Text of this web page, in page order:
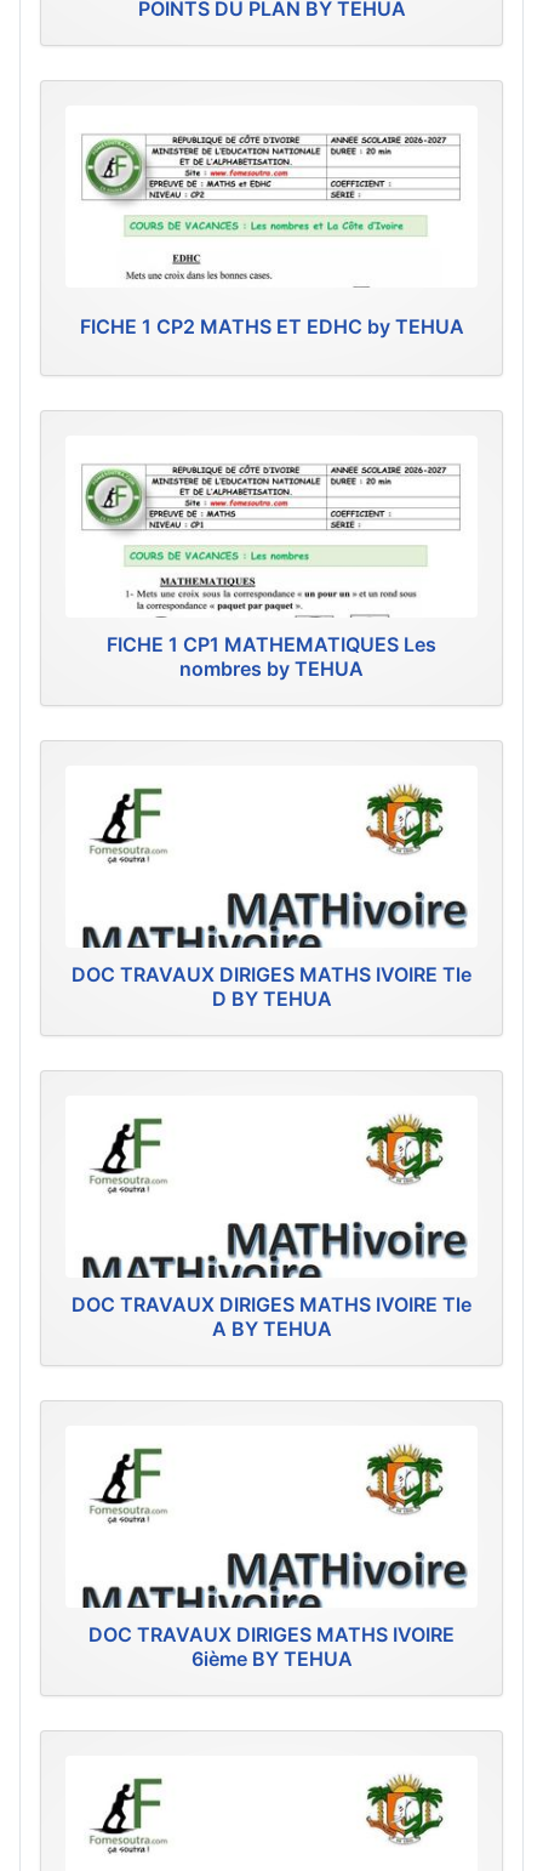
POINTS DU PLAN BY TEHUA
FICHE 1 CP2 MATHS ET EDHC by TEHUA
FICHE 1 CP1 MATHEMATIQUES Les
nombres by TEHUA
DOC TRAVAUX DIRIGES MATHS IVOIRE Tle
D BY TEHUA
DOC TRAVAUX DIRIGES MATHS IVOIRE Tle
A BY TEHUA
DOC TRAVAUX DIRIGES MATHS IVOIRE
6ième BY TEHUA